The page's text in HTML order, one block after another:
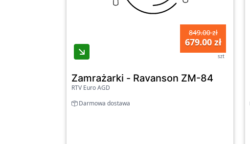
849.00 zł
679.00 zł
szt
Zamrażarki - Ravanson ZM-84
RTV Euro AGD
Darmowa dostawa